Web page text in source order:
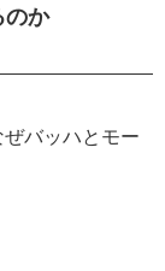
のか
バッハとモー